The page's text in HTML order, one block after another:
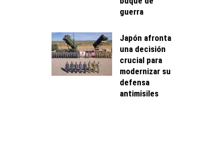
guerra
Japón afronta
una decisión
crucial para
modernizar su
defensa
antimisiles